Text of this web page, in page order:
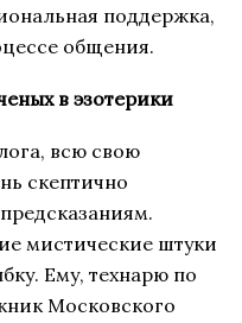
поддержка,
общения.
в эзотерики
всю свою
скептично
мистические штуки
Ему, технарю по
Московского